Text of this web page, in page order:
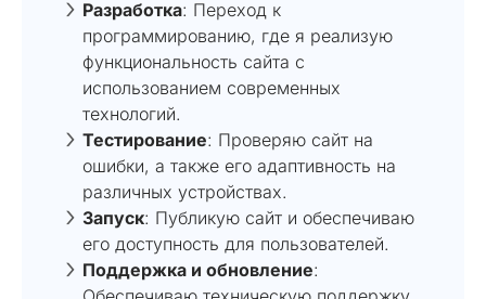
Разработка: Переход к
программированию, где я реализую
функциональность сайта с
использованием современных
технологий.
Тестирование: Проверяю сайт на
ошибки, а также его адаптивность на
различных устройствах.
Запуск: Публикую сайт и обеспечиваю
его доступность для пользователей.
Поддержка и обновление: